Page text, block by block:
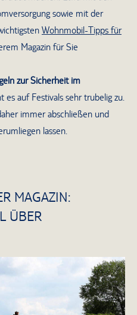
sowie mit der
Wohnmobil-Tipps für
Magazin für Sie
zur Sicherheit im
es auf Festivals sehr trubelig zu.
immer abschließen und
lassen.
MAGAZIN:
ÜBER